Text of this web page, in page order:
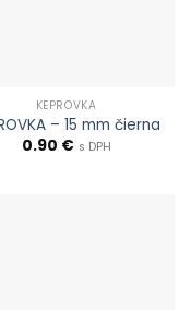
KEPROVKA
– 15 mm čierna
0.90 € s DPH